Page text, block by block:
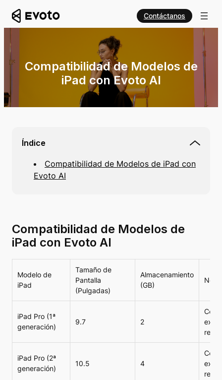
Contáctanos
Compatibilidad de Modelos de
iPad con Evoto AI
Índice
Compatibilidad de Modelos de iPad con
Evoto AI
Compatibilidad de Modelos de
iPad con Evoto AI
Modelo de
iPad
Tamaño de
Pantalla
(Pulgadas)
Almacenamiento
(GB)
iPad Pro (1ª
generación)
9.7 2
iPad Pro (2ª
generación)
10.5 4